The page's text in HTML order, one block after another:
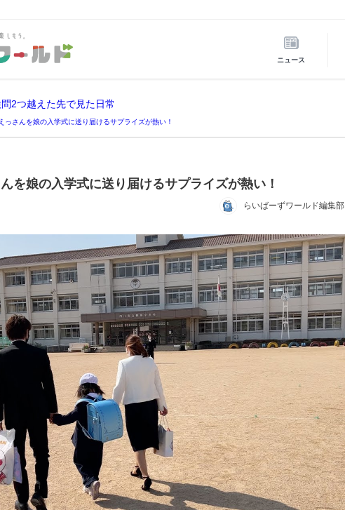
ニュース
2つ越えた先で見た日常
っさんを娘の入学式に送り届けるサプライズが熱い！
を娘の入学式に送り届けるサプライズが熱い！
らいばーずワールド編集部